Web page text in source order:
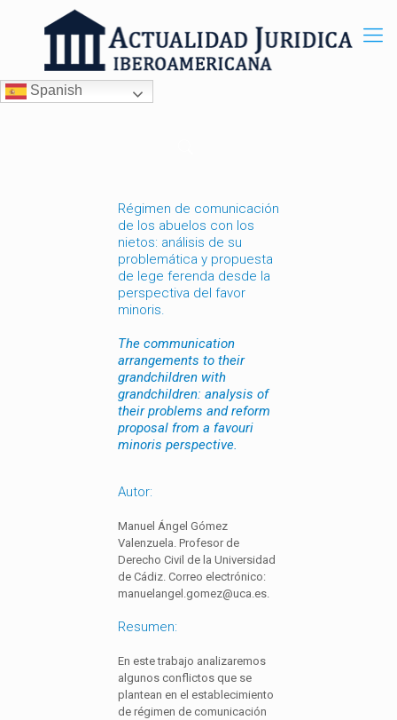
Spanish
Régimen de comunicación
de los abuelos con los
nietos: análisis de su
problemática y propuesta
de lege ferenda desde la
perspectiva del favor
minoris.
The communication
arrangements to their
grandchildren with
grandchildren: analysis of
their problems and reform
proposal from a favouri
minoris perspective.
Autor:
Manuel Ángel Gómez
Valenzuela. Profesor de
Derecho Civil de la Universidad
de Cádiz. Correo electrónico:
manuelangel.gomez@uca.es.
Resumen:
En este trabajo analizaremos
algunos conflictos que se
plantean en el establecimiento
de régimen de comunicación